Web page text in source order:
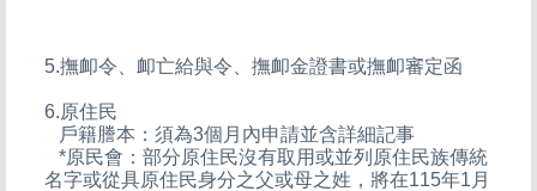
5.撫卹令、卹亡給與令、撫卹金證書或撫卹審定函
6.原住民
戶籍謄本：須為3個月內申請並含詳細記事
*原民會：部分原住民沒有取用或並列原住民族傳統
名字或從具原住民身分之父或母之姓，將在115年1月